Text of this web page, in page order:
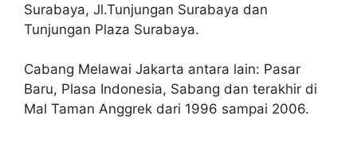
Surabaya, Jl.Tunjungan Surabaya dan
Tunjungan Plaza Surabaya.
Cabang Melawai Jakarta antara lain: Pasar
Baru, Plasa Indonesia, Sabang dan terakhir di
Mal Taman Anggrek dari 1996 sampai 2006.